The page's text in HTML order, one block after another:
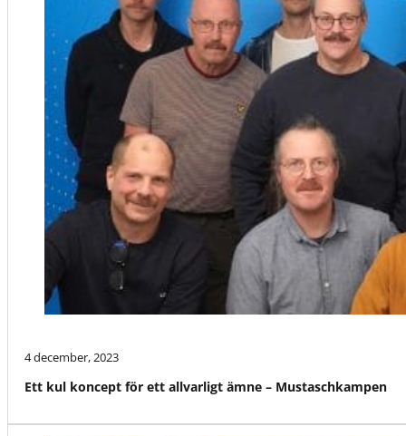
4 december, 2023
Ett kul koncept för ett allvarligt ämne – Mustaschkampen